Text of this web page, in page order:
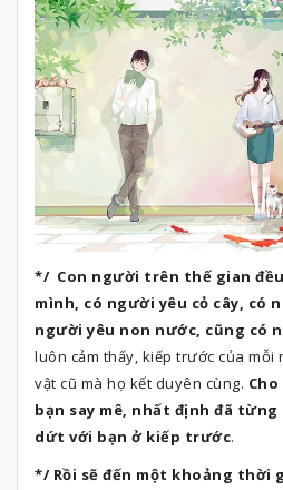
*/ Con người trên thế gian
mình, có người yêu cỏ cây, có
người yêu non nước, cũng có
luôn cảm thấy, kiếp trước của mỗi
vật cũ mà họ kết duyên cùng.
bạn say mê, nhất định đã
dứt với bạn ở kiếp trước.
*/ Rồi sẽ đến một khoảng thời